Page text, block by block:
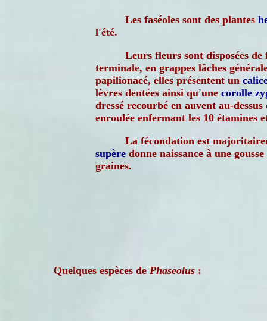
Les faséoles sont des plantes
l'été.
Leurs fleurs sont disposées
terminale, en grappes lâches
papilionacé, elles présentent un
lèvres dentées ainsi qu'une corolle
dressé recourbé en auvent au-
enroulée enfermant les 10 étamines
La fécondation est
supère donne naissance à une
graines.
Quelques espèces de Phaseolus :